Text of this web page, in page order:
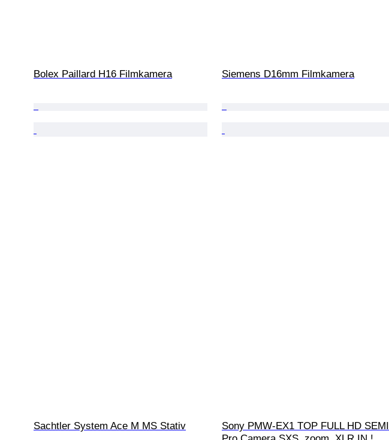
Bolex Paillard H16 Filmkamera Siemens D16mm Filmkamera
Sachtler System Ace M MS Stativ
Sony PMW-EX1 TOP FULL HD SEMI